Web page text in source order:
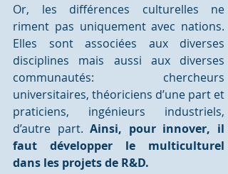
Or, les différences culturelles ne
riment pas uniquement avec nations.
Elles sont associées aux diverses
disciplines mais aussi aux diverses
communautés: chercheurs
universitaires, théoriciens d’une part et
praticiens, ingénieurs industriels,
d’autre part. Ainsi, pour innover, il
faut développer le multiculturel
dans les projets de R&D.